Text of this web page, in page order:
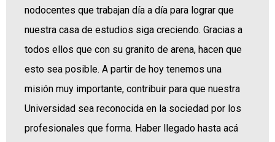
nodocentes que trabajan día a día para lograr que
nuestra casa de estudios siga creciendo. Gracias a
todos ellos que con su granito de arena, hacen que
esto sea posible. A partir de hoy tenemos una
misión muy importante, contribuir para que nuestra
Universidad sea reconocida en la sociedad por los
profesionales que forma. Haber llegado hasta acá